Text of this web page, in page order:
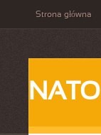
Strona główna
NATO